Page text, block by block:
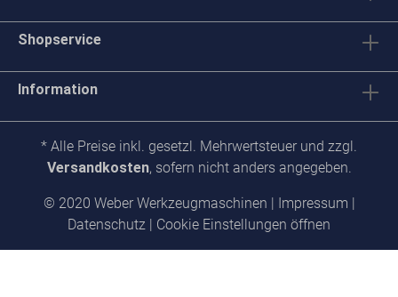
Shopservice
Information
* Alle Preise inkl. gesetzl. Mehrwertsteuer und zzgl.
Versandkosten, sofern nicht anders angegeben.
© 2020 Weber Werkzeugmaschinen | Impressum
Datenschutz
Cookie Einstellungen öffnen